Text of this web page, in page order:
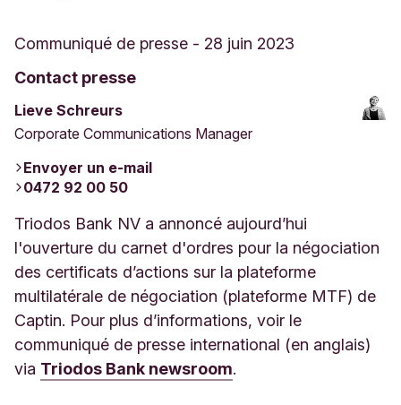
Communiqué de presse - 28 juin 2023
Contact presse
Lieve Schreurs
Corporate Communications Manager
Envoyer un e-mail
0472 92 00 50
Triodos Bank NV a annoncé aujourd’hui
l'ouverture du carnet d'ordres pour la négociation
des certificats d’actions sur la plateforme
multilatérale de négociation (plateforme MTF) de
Captin. Pour plus d’informations, voir le
communiqué de presse international (en anglais)
via Triodos Bank newsroom.